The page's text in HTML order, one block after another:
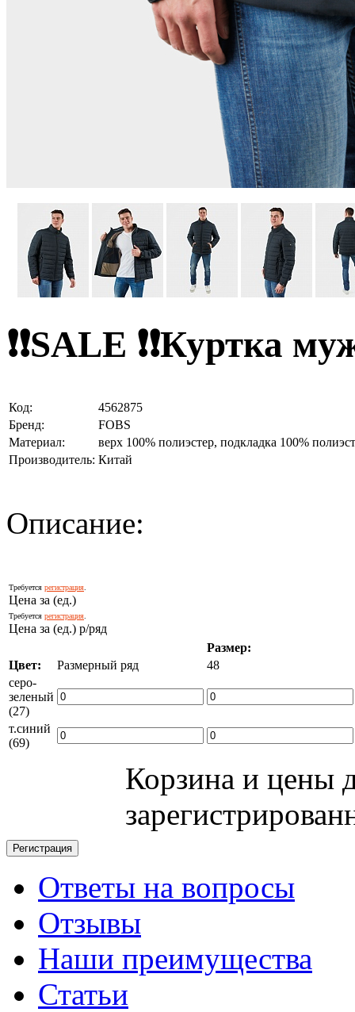
❗❗SALE ❗❗Куртка
Код:
4562875
Бренд:
FOBS
Материал:
верх 100% полиэстер, подкладка 100%
Производитель: Китай
Описание:
Требуется регистрация
Цена за (ед.)
Требуется регистрация
Цена за (ед.) р/ряд
Размер:
Цвет:
Размерный ряд
48
серо-
зеленый
(27)
т.синий
(69)
Корзина и цены
Ответы на вопросы
Отзывы
Наши преимущества
Статьи